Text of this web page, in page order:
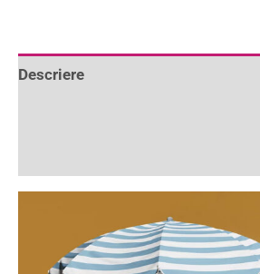
Descriere